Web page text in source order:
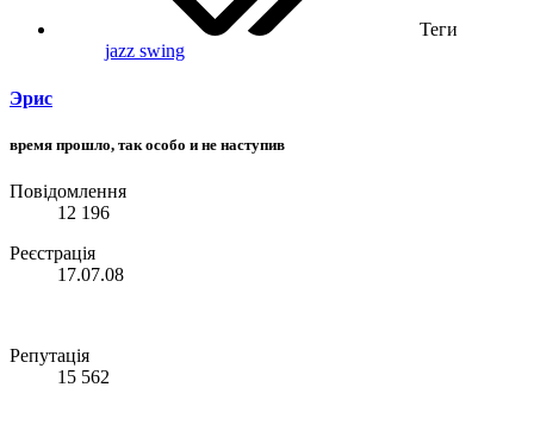
Теги
jazz swing
Эрис
время прошло, так особо и не наступив
Повідомлення
12 196
Реєстрація
17.07.08
Репутація
15 562